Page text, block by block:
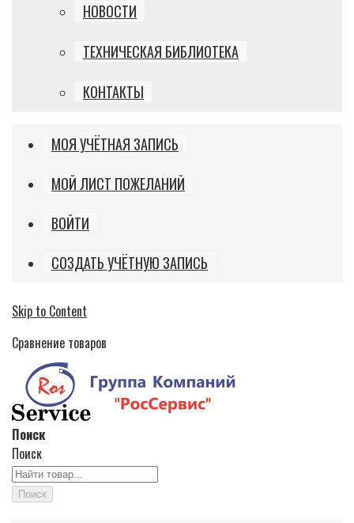
НОВОСТИ
ТЕХНИЧЕСКАЯ БИБЛИОТЕКА
КОНТАКТЫ
МОЯ УЧЁТНАЯ ЗАПИСЬ
МОЙ ЛИСТ ПОЖЕЛАНИЙ
ВОЙТИ
СОЗДАТЬ УЧЁТНУЮ ЗАПИСЬ
Skip to Content
Сравнение товаров
Поиск
Поиск
Поиск